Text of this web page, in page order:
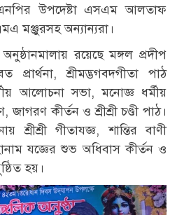
উপদেষ্টা এসএম আলতাফ
মঞ্জুরসহ অন্যান্যরা।
রয়েছে মঙ্গল প্রদীপ
প্রার্থনা, শ্রীমদ্ভগবদগীতা পাঠ
আলোচনা সভা, মনোজ্ঞ ধর্মীয়
জাগরণ কীর্তন ও শ্রীশ্রী চণ্ডী পাঠ।
শ্রীশ্রী গীতাযজ্ঞ, শান্তির বাণী
যজ্ঞের শুভ অধিবাস কীর্তন ও
হয়।